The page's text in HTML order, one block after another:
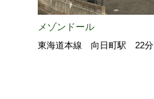
メゾンドール
東海道本線 向日町駅 22分